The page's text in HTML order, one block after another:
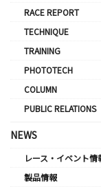
RACE REPORT
TECHNIQUE
TRAINING
PHOTOTECH
COLUMN
PUBLIC RELATIONS
NEWS
レース・イベント情
製品情報